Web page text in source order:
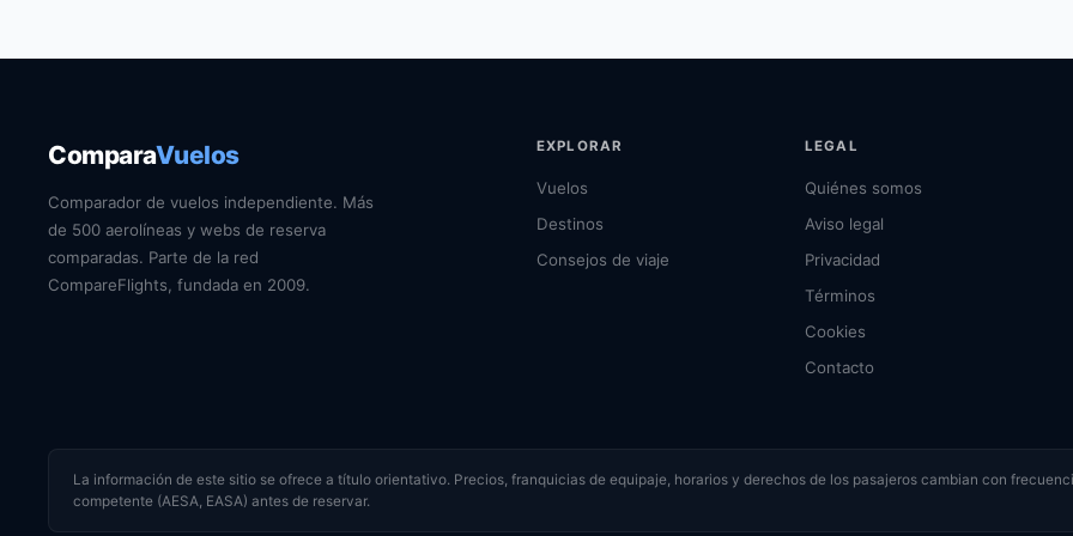
ComparaVuelos
Comparador de vuelos independiente. Más
de 500 aerolíneas y webs de reserva
comparadas. Parte de la red
CompareFlights, fundada en 2009.
EXPLORAR
Vuelos
Destinos
Consejos de viaje
LEGAL
Quiénes somos
Aviso legal
Privacidad
Términos
Cookies
Contacto
La información de este sitio se ofrece a título orientativo. Precios, franquicias de equipaje, horarios y derechos de los pasajeros cambian con
competente (AESA, EASA) antes de reservar.